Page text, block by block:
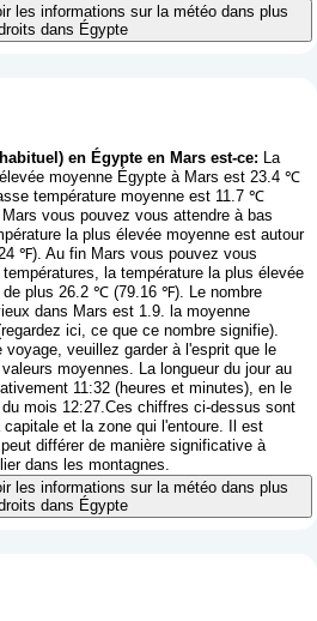
les informations sur la météo dans plus
dans Égypte
en Égypte en Mars est-ce: La
moyenne Égypte à Mars est 23.4 ℃
température moyenne est 11.7 ℃
vous pouvez vous attendre à bas
la plus élevée moyenne est autour
℉). Au fin Mars vous pouvez vous
la température la plus élevée
de plus 26.2 ℃ (79.16 ℉). Le nombre
dans Mars est 1.9. la moyenne
regardez ici, ce que ce nombre signifie).
veuillez garder à l'esprit que le
moyennes. La longueur du jour au
11:32 (heures et minutes), en le
mois 12:27.Ces chiffres ci-dessus sont
et la zone qui l'entoure. Il est
différer de manière significative à
dans les montagnes.
les informations sur la météo dans plus
dans Égypte